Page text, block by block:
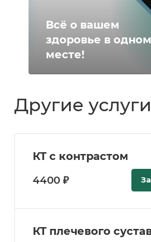
Всё о вашем
здоровье в одном
месте!
Другие услуги
КТ с контрастом
4400 ₽
КТ плечевого